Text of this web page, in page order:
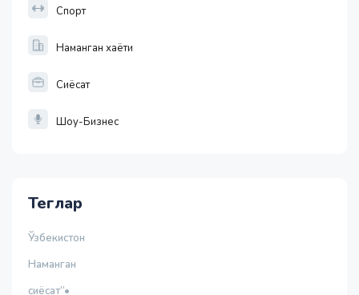
Спорт
Наманган хаёти
Сиёсат
Шоу-Бизнес
Теглар
Ўзбекистон
Наманган
сиёсат”•